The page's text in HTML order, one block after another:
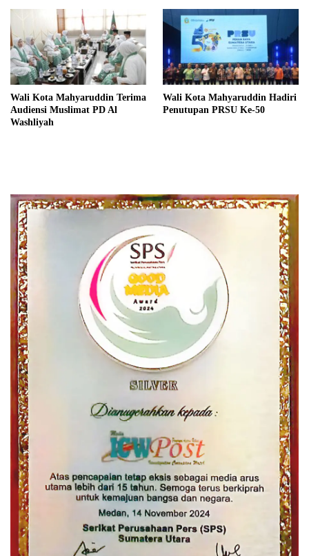
Wali Kota Mahyaruddin Terima
Audiensi Muslimat PD Al
Washliyah
Wali Kota Mahyaruddin Hadiri
Penutupan PRSU Ke-50